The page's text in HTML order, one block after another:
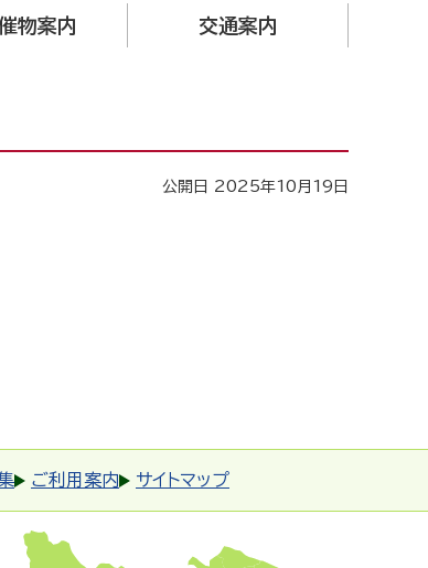
物案内 交通案内
公開日 2025年10月19日
ご利用案内 サイトマップ